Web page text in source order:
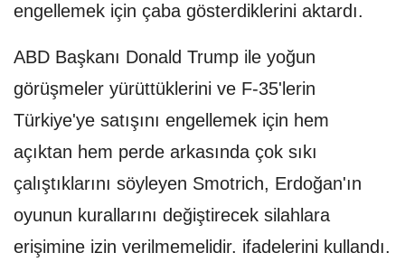
engellemek için çaba gösterdiklerini aktardı.
ABD Başkanı Donald Trump ile yoğun
görüşmeler yürüttüklerini ve F-35'lerin
Türkiye'ye satışını engellemek için hem
açıktan hem perde arkasında çok sıkı
çalıştıklarını söyleyen Smotrich, Erdoğan'ın
oyunun kurallarını değiştirecek silahlara
erişimine izin verilmemelidir. ifadelerini kullandı.